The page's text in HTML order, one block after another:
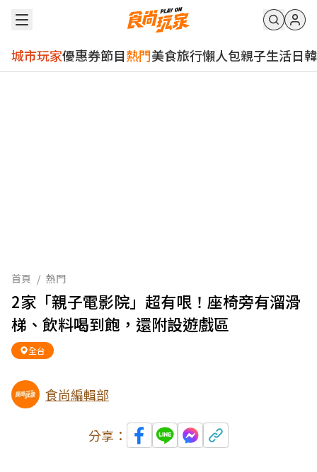
城市玩家優惠券節目熱門美食旅行懶人包親子生活日韓
首頁 / 熱門
2家「親子電影院」超有哏！座椅旁有溜滑
梯、飲料喝到飽，還附設遊戲區
全台
食尚編輯部
分享：